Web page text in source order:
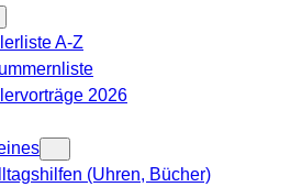
A-Z
2026
(Uhren, Bücher)